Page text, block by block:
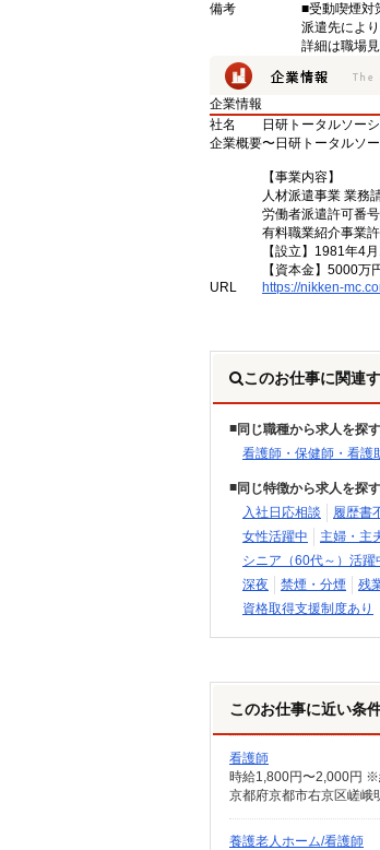
備考
■受動喫煙対
派遣先によ
詳細は職場
企業情報
社名
日研トータルソー
企業概要〜日研トータルソ
【事業内容】
人材派遣事業 業務
労働者派遣許可番
有料職業紹介事業
【設立】1981年4月
【資本金】5000万
URL
https://nikken-
このお仕事に関連
同じ職種から求人を探す
看護師・保健師・看護
同じ特徴から求人を探す
入社日応相談
履歴書
女性活躍中
主婦・主
シニア（60代～）活躍
深夜
禁煙・分煙 残
資格取得支援制度あり
このお仕事に近い条
看護師
時給1,800円〜2,000円 ※
京都府京都市右京区嵯峨
養護老人ホーム/看護師